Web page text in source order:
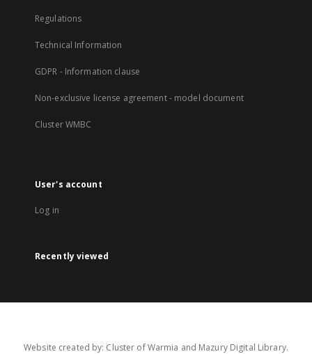
Regulations
Technical Information
GDPR - Information clause
Non-exclusive license agreement - model document
Cluster WMBC
User's account
Log in
Recently viewed
Website created by: Cluster of Warmia and Mazury Digital Library.